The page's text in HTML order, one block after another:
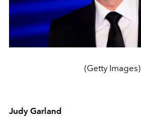
(Getty Images)
Judy Garland